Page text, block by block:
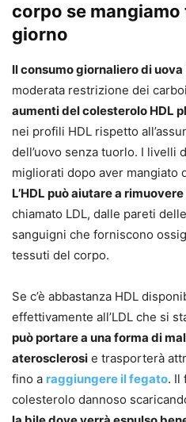
corpo se
giorno
Il consumo giornaliero di uova
moderata restrizione dei
aumenti del colesterolo HDL
nei profili HDL rispetto
dell’uovo senza tuorlo. I livelli
migliorati dopo aver mangiato
L’HDL può aiutare a
chiamato LDL, dalle pareti
sanguigni che forniscono
tessuti del corpo.
Se c’è abbastanza HDL
effettivamente all’LDL che si
può portare a una forma di
aterosclerosi e trasporterà
fino a raggiungere il fegato. Il
colesterolo dannoso